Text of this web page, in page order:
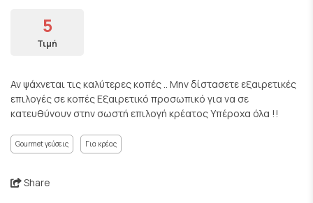
5
Τιμή
Αν ψάχνεται τις καλύτερες κοπές .. Μην δίστασετε εξαιρετικές
επιλογές σε κοπές Εξαιρετικό προσωπικό για να σε
κατευθύνουν στην σωστή επιλογή κρέατος Υπέροχα όλα !!
Gourmet γεύσεις Για κρέας
Share